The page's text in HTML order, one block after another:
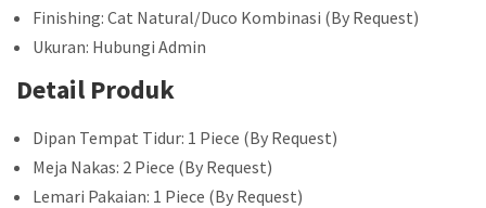
Finishing: Cat Natural/Duco Kombinasi (By Request)
Ukuran: Hubungi Admin
Detail Produk
Dipan Tempat Tidur: 1 Piece (By Request)
Meja Nakas: 2 Piece (By Request)
Lemari Pakaian: 1 Piece (By Request)